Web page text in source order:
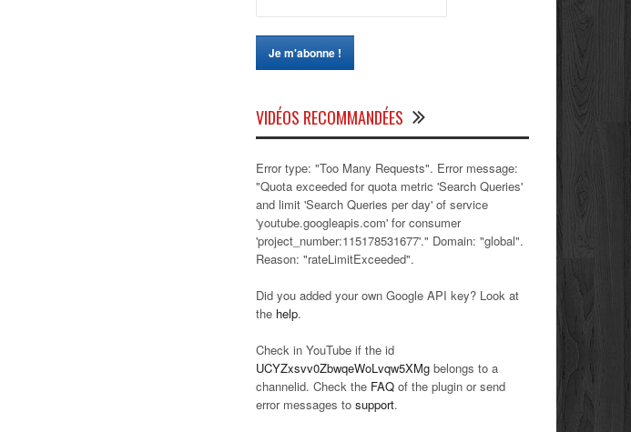
VIDÉOS RECOMMANDÉES
Error type: "Too Many Requests". Error message:
"Quota exceeded for quota metric 'Search Queries'
and limit 'Search Queries per day' of service
'youtube.googleapis.com' for consumer
'project_number:115178531677'." Domain: "global".
Reason: "rateLimitExceeded".
Did you added your own Google API key? Look at
the help.
Check in YouTube if the id
UCYZxsvv0ZbwqeWoLvqw5XMg belongs to a
channelid. Check the FAQ of the plugin or send
error messages to support.